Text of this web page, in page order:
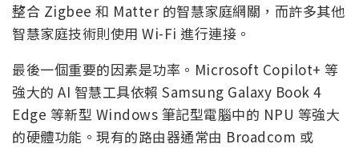
整合 Zigbee 和 Matter 的智慧家庭網關，而許多其他
智慧家庭技術則使用 Wi-Fi 進行連接。
最後一個重要的因素是功率。Microsoft Copilot+ 等
強大的 AI 智慧工具依賴 Samsung Galaxy Book 4
Edge 等新型 Windows 筆記型電腦中的 NPU 等強大
的硬體功能。現有的路由器通常由 Broadcom 或